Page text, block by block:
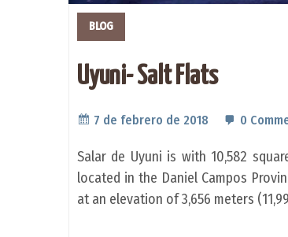
BLOG
Uyuni- Salt Flats
7 de febrero de 2018 0
Salar de Uyuni is with 10,582
located in the Daniel Campos
at an elevation of 3,656 meters